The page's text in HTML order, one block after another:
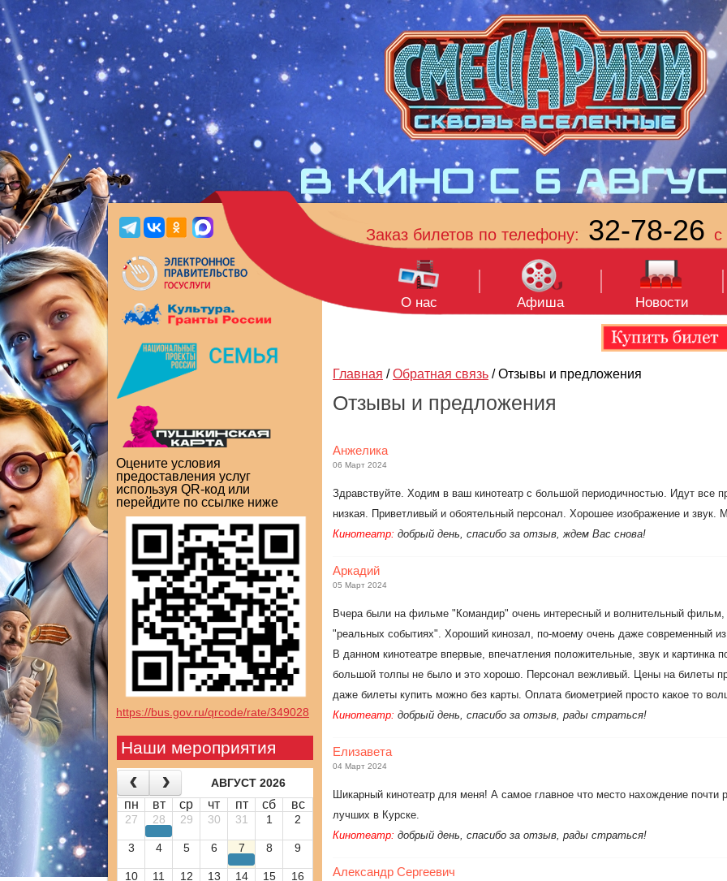
Оцените условия
предоставления услуг
используя QR-код или
перейдите по ссылке ниже
https://bus.gov.ru/qrcode/rate/349028
Наши мероприятия
АВГУСТ 2026
пн вт ср чт пт сб вс
27 28 29 30 31 1 2
3 4 5 6 7 8 9
10 11 12 13 14 15
16
Заказ билетов по телефону: 32-78-26 с
О нас Афиша Новости
Главная / Обратная связь / Отзывы и предложения
Отзывы и предложения
Анжелика
06 Март 2024
Здравствуйте. Ходим в ваш кинотеатр с большой периодичностью. Идут все
низкая. Приветливый и обоятельный персонал. Хорошее изображение и звук.
Кинотеатр: добрый день, спасибо за отзыв, ждем Вас снова!
Аркадий
05 Март 2024
Вчера были на фильме "Командир" очень интересный и волнительный
"реальных событиях". Хороший кинозал, по-моему очень даже современный
В данном кинотеатре впервые, впечатления положительные, звук и картинка
большой толпы не было и это хорошо. Персонал вежливый. Цены на билеты
даже билеты купить можно без карты. Оплата биометрией просто какое то
Кинотеатр: добрый день, спасибо за отзыв, рады страться!
Елизавета
04 Март 2024
Шикарный кинотеатр для меня! А самое главное что место нахождение
лучших в Курске.
Кинотеатр: добрый день, спасибо за отзыв, рады страться!
Александр Сергеевич